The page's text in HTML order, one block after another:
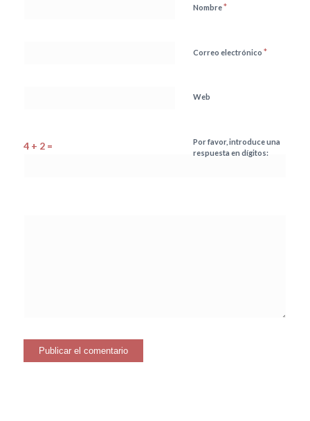
Nombre*
Correo electrónico *
Web
Por favor, introduce una
respuesta en dígitos:
4 + 2 =